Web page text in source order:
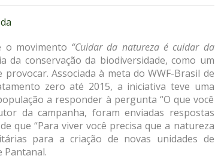
o movimento “Cuidar da natureza é cuidar da
da conservação da biodiversidade, como um
Associada à meta do WWF-Brasil de
zero até 2015, a iniciativa teve uma
a responder à pergunta “O que você
da campanha, foram enviadas respostas
que “Para viver você precisa que a natureza
para a criação de novas unidades de
Pantanal.